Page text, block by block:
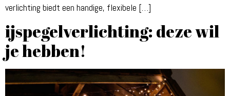
verlichting biedt een handige, flexibele […]
ijspegelverlichting: deze wil
je hebben!